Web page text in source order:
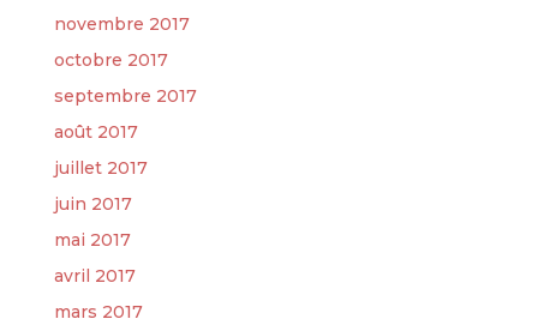
novembre 2017
octobre 2017
septembre 2017
août 2017
juillet 2017
juin 2017
mai 2017
avril 2017
mars 2017